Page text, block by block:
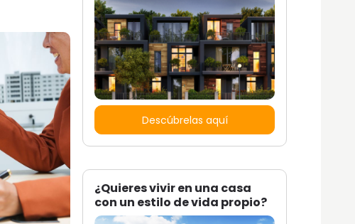
Descúbrelas aquí
¿Quieres vivir en una casa
con un estilo de vida propio?